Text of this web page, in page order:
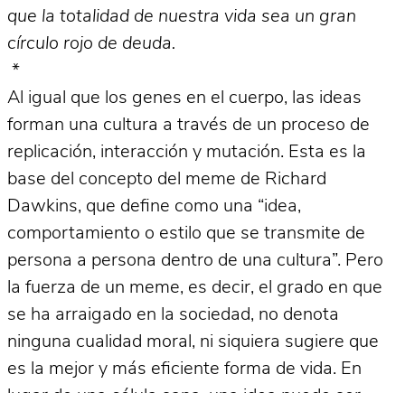
que la totalidad de nuestra vida sea un gran
círculo rojo de deuda.
*
Al igual que los genes en el cuerpo, las ideas
forman una cultura a través de un proceso de
replicación, interacción y mutación. Esta es la
base del concepto del meme de Richard
Dawkins, que define como una “idea,
comportamiento o estilo que se transmite de
persona a persona dentro de una cultura”. Pero
la fuerza de un meme, es decir, el grado en que
se ha arraigado en la sociedad, no denota
ninguna cualidad moral, ni siquiera sugiere que
es la mejor y más eficiente forma de vida. En